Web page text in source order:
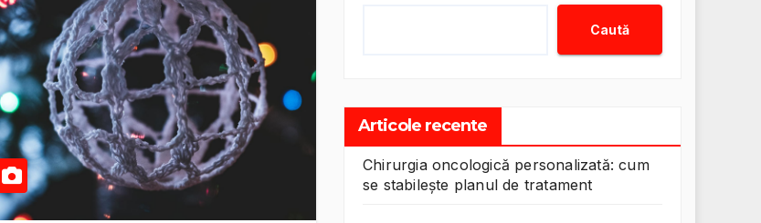
Caută
Articole recente
Chirurgia oncologică personalizată: cum
se stabilește planul de tratament